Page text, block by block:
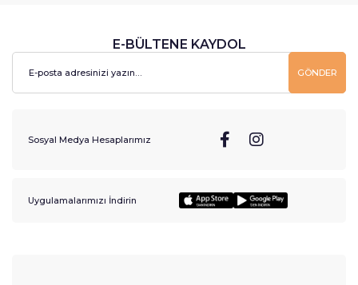
E-BÜLTENE KAYDOL
GÖNDER
Sosyal Medya Hesaplarımız
Uygulamalarımızı İndirin